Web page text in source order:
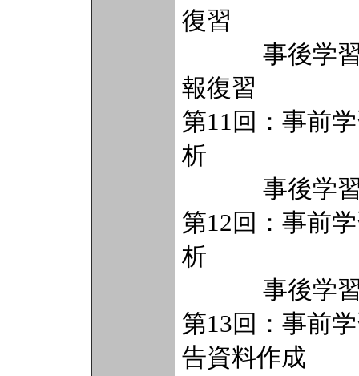
復習
事後学習（
報復習
第11回：事前
析
事後学習（
第12回：事前
析
事後学習（
第13回：事前
告資料作成